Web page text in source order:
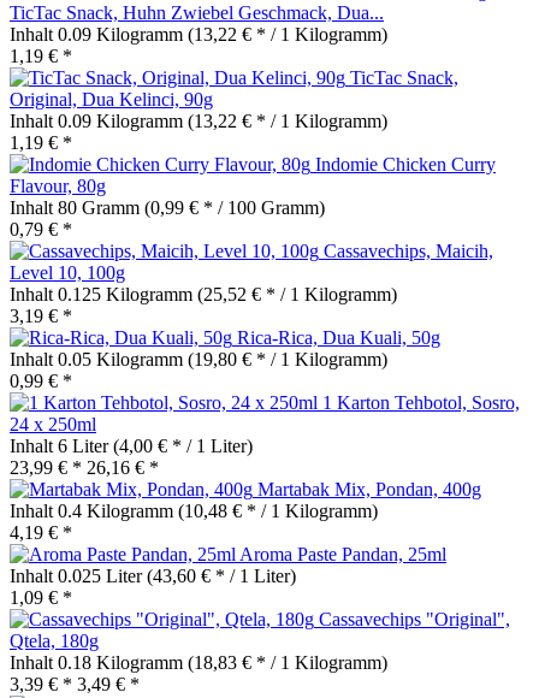
TicTac Snack, Huhn Zwiebel Geschmack, Dua...
Inhalt 0.09 Kilogramm (13,22 € * / 1 Kilogramm)
1,19 € *
TicTac Snack,
Original, Dua Kelinci, 90g
Inhalt 0.09 Kilogramm (13,22 € * / 1 Kilogramm)
1,19 € *
Indomie Chicken Curry
Flavour, 80g
Inhalt 80 Gramm (0,99 € * / 100 Gramm)
0,79 € *
Cassavechips, Maicih,
Level 10, 100g
Inhalt 0.125 Kilogramm (25,52 € * / 1 Kilogramm)
3,19 € *
Rica-Rica, Dua Kuali, 50g
Inhalt 0.05 Kilogramm (19,80 € * / 1 Kilogramm)
0,99 € *
1 Karton Tehbotol, Sosro,
24 x 250ml
Inhalt 6 Liter(4,00 € * / 1 Liter)
23,99 € * 26,16 € *
Martabak Mix, Pondan, 400g
Inhalt 0.4 Kilogramm (10,48 € * / 1 Kilogramm)
4,19 € *
Aroma Paste Pandan, 25ml
Inhalt 0.025 Liter(43,60 € * / 1 Liter)
1,09 € *
Cassavechips "Original",
Qtela, 180g
Inhalt 0.18 Kilogramm (18,83 € * / 1 Kilogramm)
3,39 € * 3,49 € *